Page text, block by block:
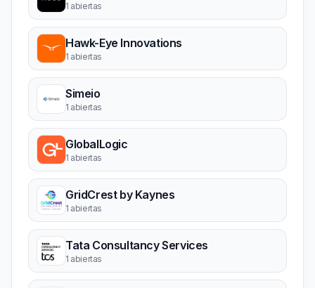
1 abiertas
Hawk-Eye Innovations
1 abiertas
Simeio
1 abiertas
GlobalLogic
1 abiertas
GridCrest by Kaynes
1 abiertas
Tata Consultancy Services
1 abiertas